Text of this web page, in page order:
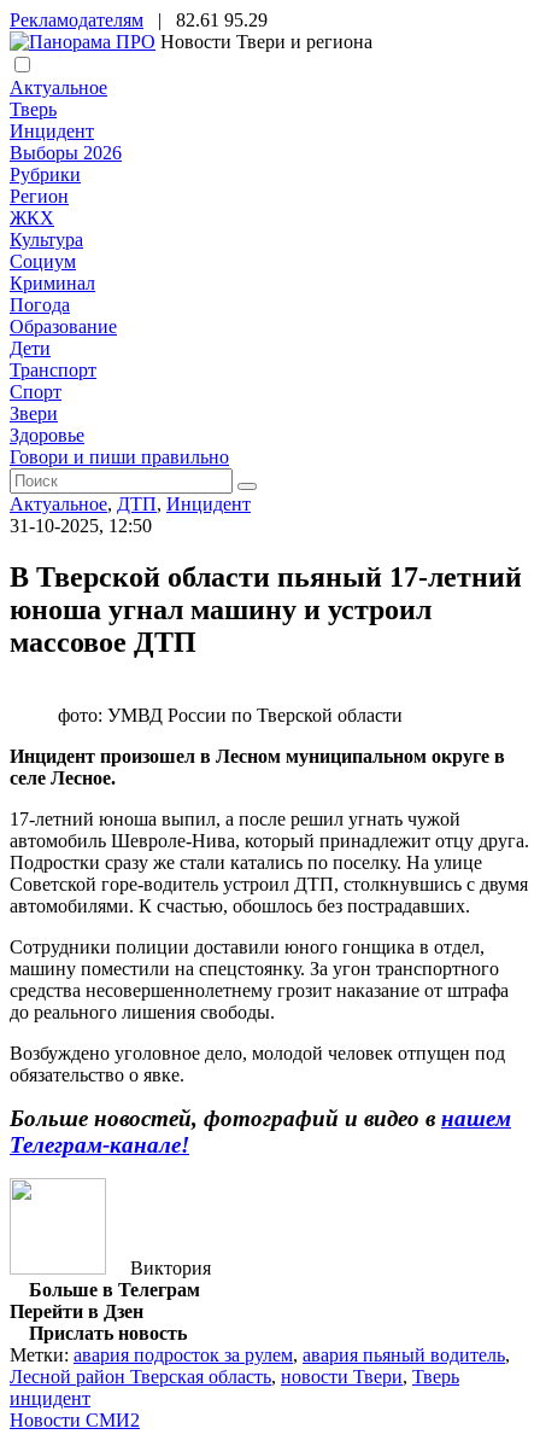
Рекламодателям | 82.61 95.29
Новости Твери и региона
Актуальное
Тверь
Инцидент
Выборы 2026
Рубрики
Регион
ЖКХ
Культура
Социум
Криминал
Погода
Образование
Дети
Транспорт
Спорт
Звери
Здоровье
Говори и пиши правильно
Актуальное, ДТП, Инцидент
31-10-2025, 12:50
В Тверской области пьяный 17-летний
юноша угнал машину и устроил
массовое ДТП
фото: УМВД России по Тверской области
Инцидент произошел в Лесном муниципальном округе в
селе Лесное.
17-летний юноша выпил, а после решил угнать чужой
автомобиль Шевроле-Нива, который принадлежит отцу друга.
Подростки сразу же стали катались по поселку. На улице
Советской горе-водитель устроил ДТП, столкнувшись с двумя
автомобилями. К счастью, обошлось без пострадавших.
Сотрудники полиции доставили юного гонщика в отдел,
машину поместили на спецстоянку. За угон транспортного
средства несовершеннолетнему грозит наказание от штрафа
до реального лишения свободы.
Возбуждено уголовное дело, молодой человек отпущен под
обязательство о явке.
Больше новостей, фотографий и видео в нашем
Телеграм-канале!
Виктория
Больше в Телеграм
Перейти в Дзен
Прислать новость
Метки: авария подросток за рулем, авария пьяный водитель,
Лесной район Тверская область, новости Твери, Тверь
инцидент
Новости СМИ2